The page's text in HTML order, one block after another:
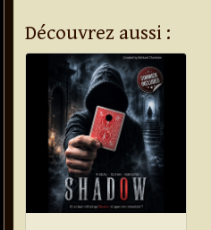
Découvrez aussi :